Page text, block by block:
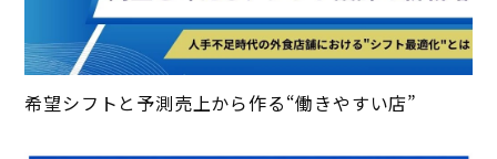
希望シフトと予測売上から作る“働きやすい店”